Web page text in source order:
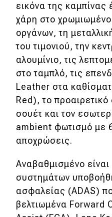
MOTO
Μεταχειρισμένο
Οδηγός αγοράς
Συμβουλές
Χρηστικά
Συμβουλές
ΚΤΕΟ
Οδική βοήθεια
εικόνα της καμπίνας
χάρη στο χρωμιωμένο
οργάνων, τη
του τιμονιού, την
αλουμίνιο, τις
στο ταμπλό, τις
Leather στα
Red), το
σουέτ και τον
ambient φωτισμό με
αποχρώσεις.
Αναβαθμισμένο είναι
συστημάτων
ασφαλείας (ADAS)
βελτιωμένα Forward